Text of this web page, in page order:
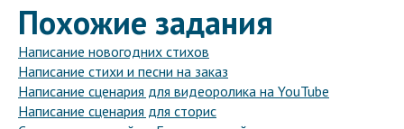
Похожие задания
Написание новогодних стихов
Написание стихи и песни на заказ
Написание сценария для видеоролика на YouTube
Написание сценария для сторис